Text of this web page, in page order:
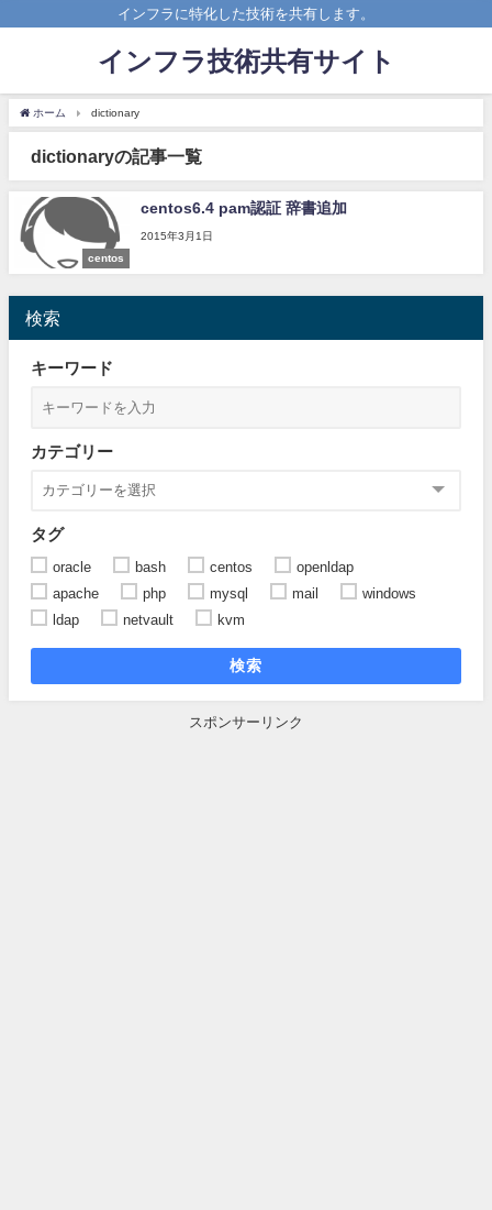
インフラに特化した技術を共有します。
インフラ技術共有サイト
ホーム dictionary
dictionaryの記事一覧
centos
centos6.4 pam認証 辞書追加
2015年3月1日
検索
キーワード
カテゴリー
タグ
oracle bash centos
openldap
apache
php mysql mail
windows
ldap
netvault kvm
検索
スポンサーリンク